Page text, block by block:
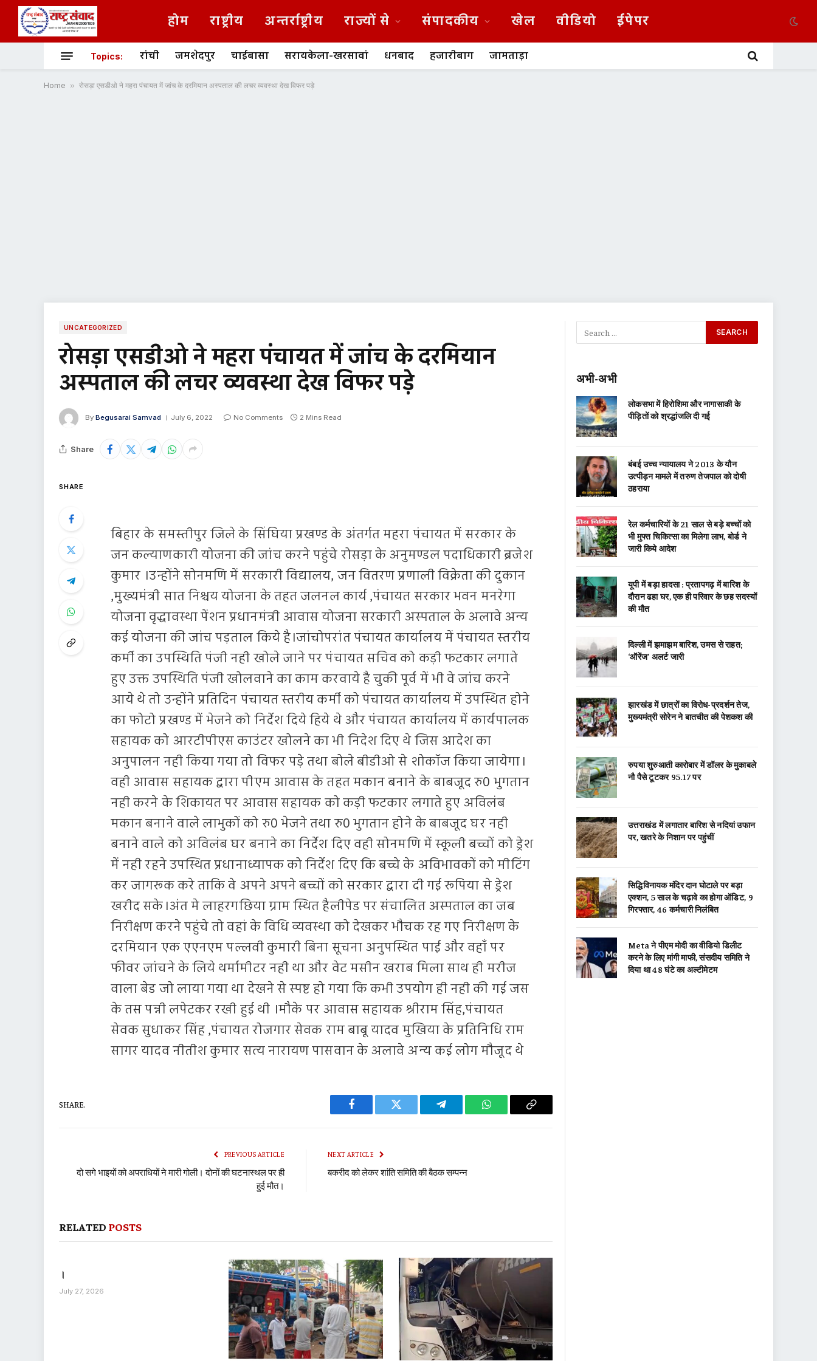
होम राष्ट्रीय अन्तर्राष्ट्रीय राज्यों से संपादकीय खेल वीडियो ईपेपर
Topics: रांची जमशेदपुर चाईबासा सरायकेला-खरसावां धनबाद हजारीबाग जामताड़ा
Home » रोसड़ा एसडीओ ने महरा पंचायत में जांच के दरमियान अस्पताल की लचर व्यवस्था देख विफर पड़े
UNCATEGORIZED
रोसड़ा एसडीओ ने महरा पंचायत में जांच के दरमियान
अस्पताल की लचर व्यवस्था देख विफर पड़े
By Begusarai Samvad July 6, 2022 No Comments 2 Mins Read
Share
SHARE
बिहार के समस्तीपुर जिले के सिंघिया प्रखण्ड के अंतर्गत महरा पंचायत में सरकार के
जन कल्याणकारी योजना की जांच करने पहुंचे रोसड़ा के अनुमण्डल पदाधिकारी ब्रजेश
कुमार ।उन्होंने सोनमणि में सरकारी विद्यालय, जन वितरण प्रणाली विक्रेता की दुकान
,मुख्यमंत्री सात निश्चय योजना के तहत जलनल कार्य ,पंचायत सरकार भवन मनरेगा
योजना वृद्धावस्था पेंशन प्रधानमंत्री आवास योजना सरकारी अस्पताल के अलावे अन्य
कई योजना की जांच पड़ताल किये है।जांचोपरांत पंचायत कार्यालय में पंचायत स्तरीय
कर्मी का उपस्थिति पंजी नही खोले जाने पर पंचायत सचिव को कड़ी फटकार लगाते
हुए उक्त उपस्थिति पंजी खोलवाने का काम करवाये है चुकी पूर्व में भी वे जांच करने
आये थे तो उन्होंने प्रतिदिन पंचायत स्तरीय कर्मी को पंचायत कार्यालय में उपस्थित होने
का फोटो प्रखण्ड में भेजने को निर्देश दिये हिये थे और पंचायत कार्यालय में कार्यपालक
सहायक को आरटीपीएस काउंटर खोलने का भी निदेश दिए थे जिस आदेश का
अनुपालन नही किया गया तो विफर पड़े तथा बोले बीडीओ से शोकॉज किया जायेगा।
वही आवास सहायक द्वारा पीएम आवास के तहत मकान बनाने के बाबजूद रु0 भुगतान
नही करने के शिकायत पर आवास सहायक को कड़ी फटकार लगाते हुए अविलंब
मकान बनाने वाले लाभुकों को रु0 भेजने तथा रु0 भुगतान होने के बाबजूद घर नही
बनाने वाले को अविलंब घर बनाने का निर्देश दिए वही सोनमणि में स्कूली बच्चों को ड्रेश
में नही रहने उपस्थित प्रधानाध्यापक को निर्देश दिए कि बच्चे के अविभावकों को मीटिंग
कर जागरूक करे ताकि वे अपने अपने बच्चों को सरकार द्वारा दी गई रूपिया से ड्रेश
खरीद सके।अंत मे लाहरगछिया ग्राम स्थित हैलीपेड पर संचालित अस्पताल का जब
निरीक्षण करने पहुंचे तो वहां के विधि व्यवस्था को देखकर भौचक रह गए निरीक्षण के
दरमियान एक एएनएम पल्लवी कुमारी बिना सूचना अनुपस्थित पाई और वहाँ पर
फीवर जांचने के लिये थर्मामीटर नही था और वेट मसीन खराब मिला साथ ही मरीज
वाला बेड जो लाया गया था देखने से स्पष्ट हो गया कि कभी उपयोग ही नही की गई जस
के तस पन्नी लपेटकर रखी हुई थी ।मौके पर आवास सहायक श्रीराम सिंह,पंचायत
सेवक सुधाकर सिंह ,पंचायत रोजगार सेवक राम बाबू यादव मुखिया के प्रतिनिधि राम
सागर यादव नीतीश कुमार सत्य नारायण पासवान के अलावे अन्य कई लोग मौजूद थे
SHARE.
Facebook Twitter Telegram WhatsAppCopy
PREVIOUS ARTICLE
दो सगे भाइयों को अपराधियों ने मारी गोली। दोनों की घटनास्थल पर ही
हुई मौत।
NEXT ARTICLE
बकरीद को लेकर शांति समिति की बैठक सम्पन्न
RELATED POSTS
।
July 27, 2026
अभी-अभी
लोकसभा में हिरोशिमा और नागासाकी के
पीड़ितों को श्रद्धांजलि दी गई
बंबई उच्च न्यायालय ने 2013 के यौन
उत्पीड़न मामले में तरुण तेजपाल को दोषी
ठहराया
रेल कर्मचारियों के 21 साल से बड़े बच्चों को
भी मुफ्त चिकित्सा का मिलेगा लाभ, बोर्ड ने
जारी किये आदेश
यूपी में बड़ा हादसा : प्रतापगढ़ में बारिश के
दौरान ढहा घर, एक ही परिवार के छह सदस्यों
की मौत
दिल्ली में झमाझम बारिश, उमस से राहत;
‘ऑरेंज’ अलर्ट जारी
झारखंड में छात्रों का विरोध-प्रदर्शन तेज,
मुख्यमंत्री सोरेन ने बातचीत की पेशकश की
रुपया शुरुआती कारोबार में डॉलर के मुकाबले
नौ पैसे टूटकर 95.17 पर
उत्तराखंड में लगातार बारिश से नदियां उफान
पर, खतरे के निशान पर पहुंचीं
सिद्धिविनायक मंदिर दान घोटाले पर बड़ा
एक्शन, 5 साल के चढ़ावे का होगा ऑडिट, 9
गिरफ्तार, 46 कर्मचारी निलंबित
Meta ने पीएम मोदी का वीडियो डिलीट
करने के लिए मांगी माफी, संसदीय समिति ने
दिया था 48 घंटे का अल्टीमेटम